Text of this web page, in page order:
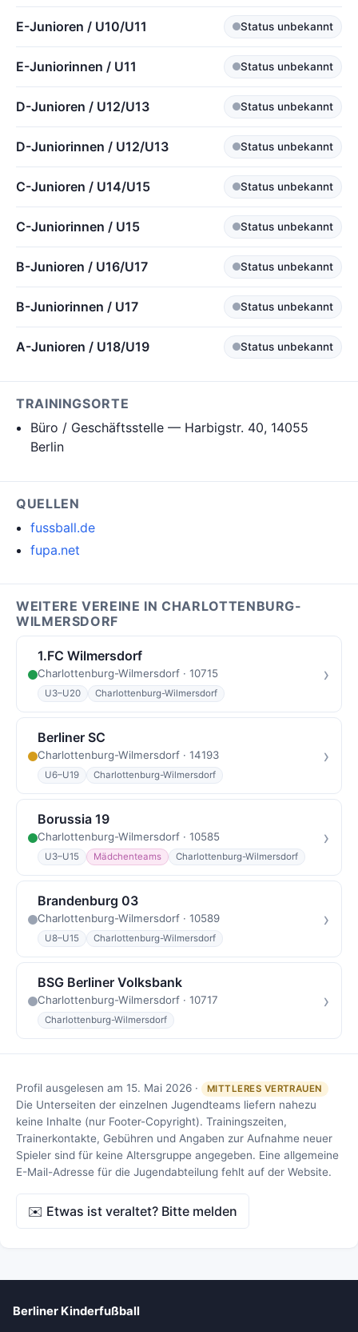
E-Junioren / U10/U11 Status unbekannt
E-Juniorinnen / U11 Status unbekannt
D-Junioren / U12/U13 Status unbekannt
D-Juniorinnen / U12/U13 Status unbekannt
C-Junioren / U14/U15 Status unbekannt
C-Juniorinnen / U15 Status unbekannt
B-Junioren / U16/U17 Status unbekannt
B-Juniorinnen / U17 Status unbekannt
A-Junioren / U18/U19 Status unbekannt
TRAININGSORTE
Büro / Geschäftsstelle — Harbigstr. 40, 14055
Berlin
QUELLEN
fussball.de
fupa.net
WEITERE VEREINE IN CHARLOTTENBURG-
WILMERSDORF
1.FC Wilmersdorf
Charlottenburg-Wilmersdorf · 10715
U3–U20 Charlottenburg-Wilmersdorf
›
Berliner SC
Charlottenburg-Wilmersdorf · 14193
U6–U19 Charlottenburg-Wilmersdorf
›
Borussia 19
Charlottenburg-Wilmersdorf · 10585
U3–U15 Mädchenteams Charlottenburg-Wilmersdorf
›
Brandenburg 03
Charlottenburg-Wilmersdorf · 10589
U8–U15 Charlottenburg-Wilmersdorf
›
BSG Berliner Volksbank
Charlottenburg-Wilmersdorf · 10717
Charlottenburg-Wilmersdorf
›
Profil ausgelesen am 15. Mai 2026 · MITTLERES VERTRAUEN
Die Unterseiten der einzelnen Jugendteams liefern nahezu
keine Inhalte (nur Footer-Copyright). Trainingszeiten,
Trainerkontakte, Gebühren und Angaben zur Aufnahme neuer
Spieler sind für keine Altersgruppe angegeben. Eine allgemeine
E-Mail-Adresse für die Jugendabteilung fehlt auf der Website.
✉️ Etwas ist veraltet? Bitte melden
Berliner Kinderfußball